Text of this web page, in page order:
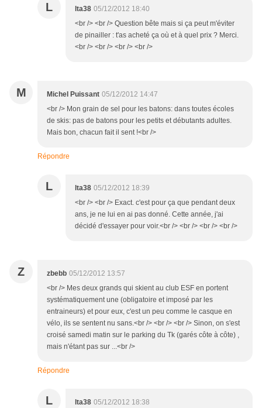
L lta38 05/12/2012 18:40
<br /> <br /> Question bête mais si ça peut m'éviter
de pinailler : t'as acheté ça où et à quel prix ? Merci.
<br /> <br /> <br /> <br />
M Michel Puissant 05/12/2012 14:47
<br /> Mon grain de sel pour les batons: dans toutes écoles
de skis: pas de batons pour les petits et débutants adultes.
Mais bon, chacun fait il sent !<br />
Répondre
L lta38 05/12/2012 18:39
<br /> <br /> Exact. c'est pour ça que pendant deux
ans, je ne lui en ai pas donné. Cette année, j'ai
décidé d'essayer pour voir.<br /> <br /> <br /> <br />
Z zbebb 05/12/2012 13:57
<br /> Mes deux grands qui skient au club ESF en portent
systématiquement une (obligatoire et imposé par les
entraineurs) et pour eux, c'est un peu comme le casque en
vélo, ils se sentent nu sans.<br /> <br /> <br /> Sinon, on s'est
croisé samedi matin sur le parking du Tk (garés côte à côte) ,
mais n'étant pas sur ...<br />
Répondre
L lta38 05/12/2012 18:38